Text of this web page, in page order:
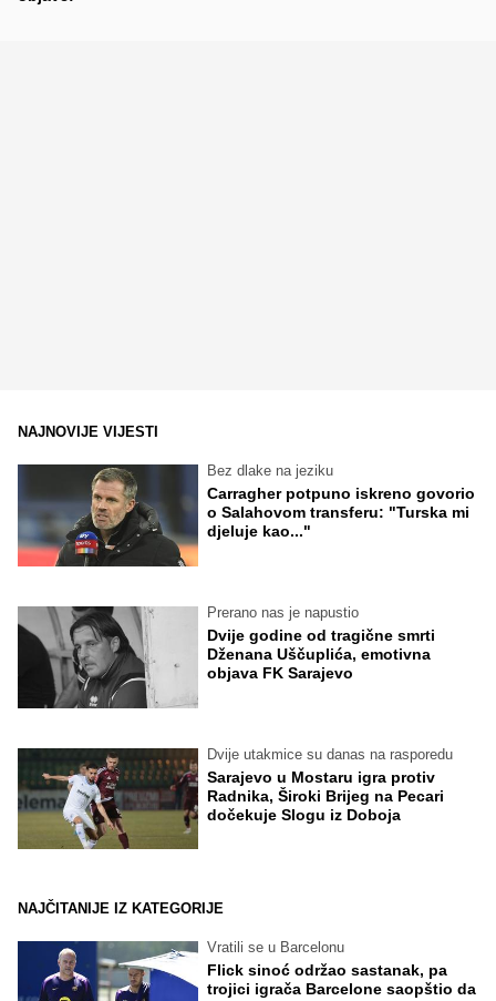
NAJNOVIJE VIJESTI
Bez dlake na jeziku
Carragher potpuno iskreno govorio
o Salahovom transferu: "Turska mi
djeluje kao..."
Prerano nas je napustio
Dvije godine od tragične smrti
Dženana Uščuplića, emotivna
objava FK Sarajevo
Dvije utakmice su danas na rasporedu
Sarajevo u Mostaru igra protiv
Radnika, Široki Brijeg na Pecari
dočekuje Slogu iz Doboja
NAJČITANIJE IZ KATEGORIJE
Vratili se u Barcelonu
Flick sinoć održao sastanak, pa
trojici igrača Barcelone saopštio da